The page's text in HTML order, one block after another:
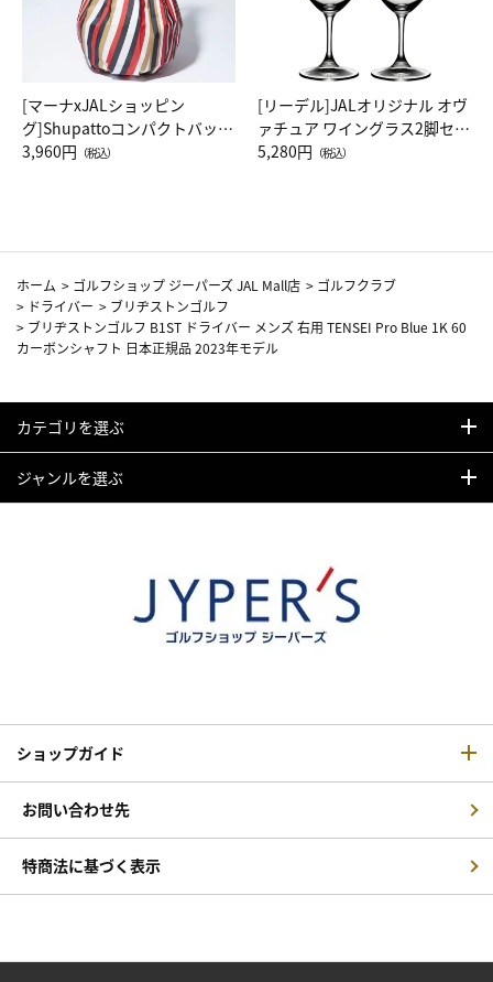
[マーナxJALショッピン
グ]Shupattoコンパクトバッグ
Drop JAL客室乗務員（LC）ス
3,960円 （税込）
[リーデル]JALオリジナル オヴ
ァチュア ワイングラス2脚セッ
ト（レッドワイン）
5,280円 （税込）
ホーム > ゴルフショップ ジーパーズ JAL Mall店 > ゴルフクラブ
> ドライバー > ブリヂストンゴルフ
> ブリヂストンゴルフ B1ST ドライバー メンズ 右用 TENSEI Pro Blue 1K 60
カーボンシャフト 日本正規品 2023年モデル
カテゴリを選ぶ
ジャンルを選ぶ
ショップガイド
お問い合わせ先
特商法に基づく表示